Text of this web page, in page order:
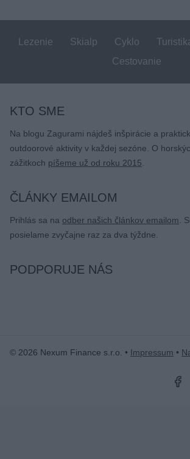
Lezenie Skialp Cyklo
Cestovanie
KTO SME
Na blogu Zagurami nájdeš inšpirácie a
outdoorové aktivity v každej sezóne. O
zážitkoch píšeme už od roku 2015
ČLÁNKY EMAILOM
Prihlás sa na odber našich článkov emailom .
posielame zvyčajne raz za dva týždne.
PODPORUJE NÁS
© 2026 Nexum Finance s.r.o. • Impressum •